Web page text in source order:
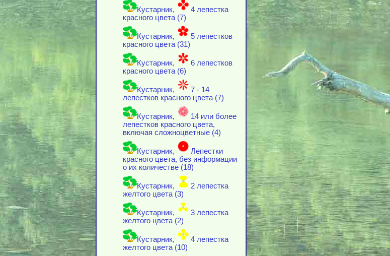
Кустарник,
4 лепестка
красного цвета (7)
Кустарник,
5 лепестков
красного цвета (31)
Кустарник,
6 лепестков
красного цвета (6)
Кустарник,
7 - 14
лепестков красного цвета (7)
Кустарник,
14 или более
лепестков красного цвета,
включая cложноцветные (4)
Кустарник,
Лепестки
красного цвета, без информации
о их количестве (18)
Кустарник,
2 лепестка
желтого цвета (3)
Кустарник,
3 лепестка
желтого цвета (2)
Кустарник,
4 лепестка
желтого цвета (10)